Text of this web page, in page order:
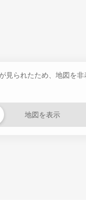
見られたため、地図を非
地図を表示